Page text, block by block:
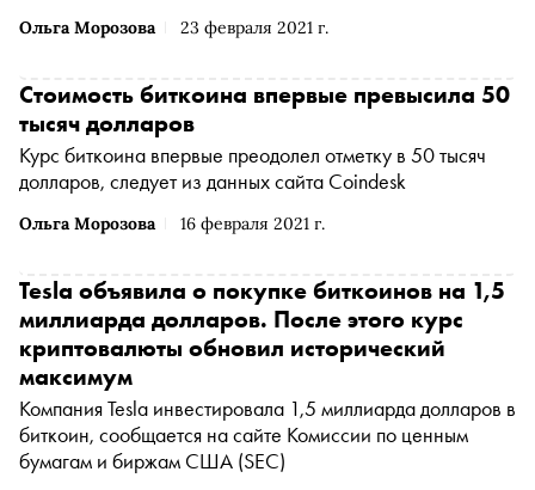
Ольга Морозова 23 февраля 2021 г.
Ольга Морозова 16 февраля 2021 г.
Стоимость биткоина впервые превысила 50
тысяч долларов
Курс биткоина впервые преодолел отметку в 50 тысяч
долларов, следует из данных сайта Coindesk
Tesla объявила о покупке биткоинов на 1,5
миллиарда долларов. После этого курс
криптовалюты обновил исторический
максимум
Компания Tesla инвестировала 1,5 миллиарда долларов в
биткоин, сообщается на сайте Комиссии по ценным
бумагам и биржам США (SEC)